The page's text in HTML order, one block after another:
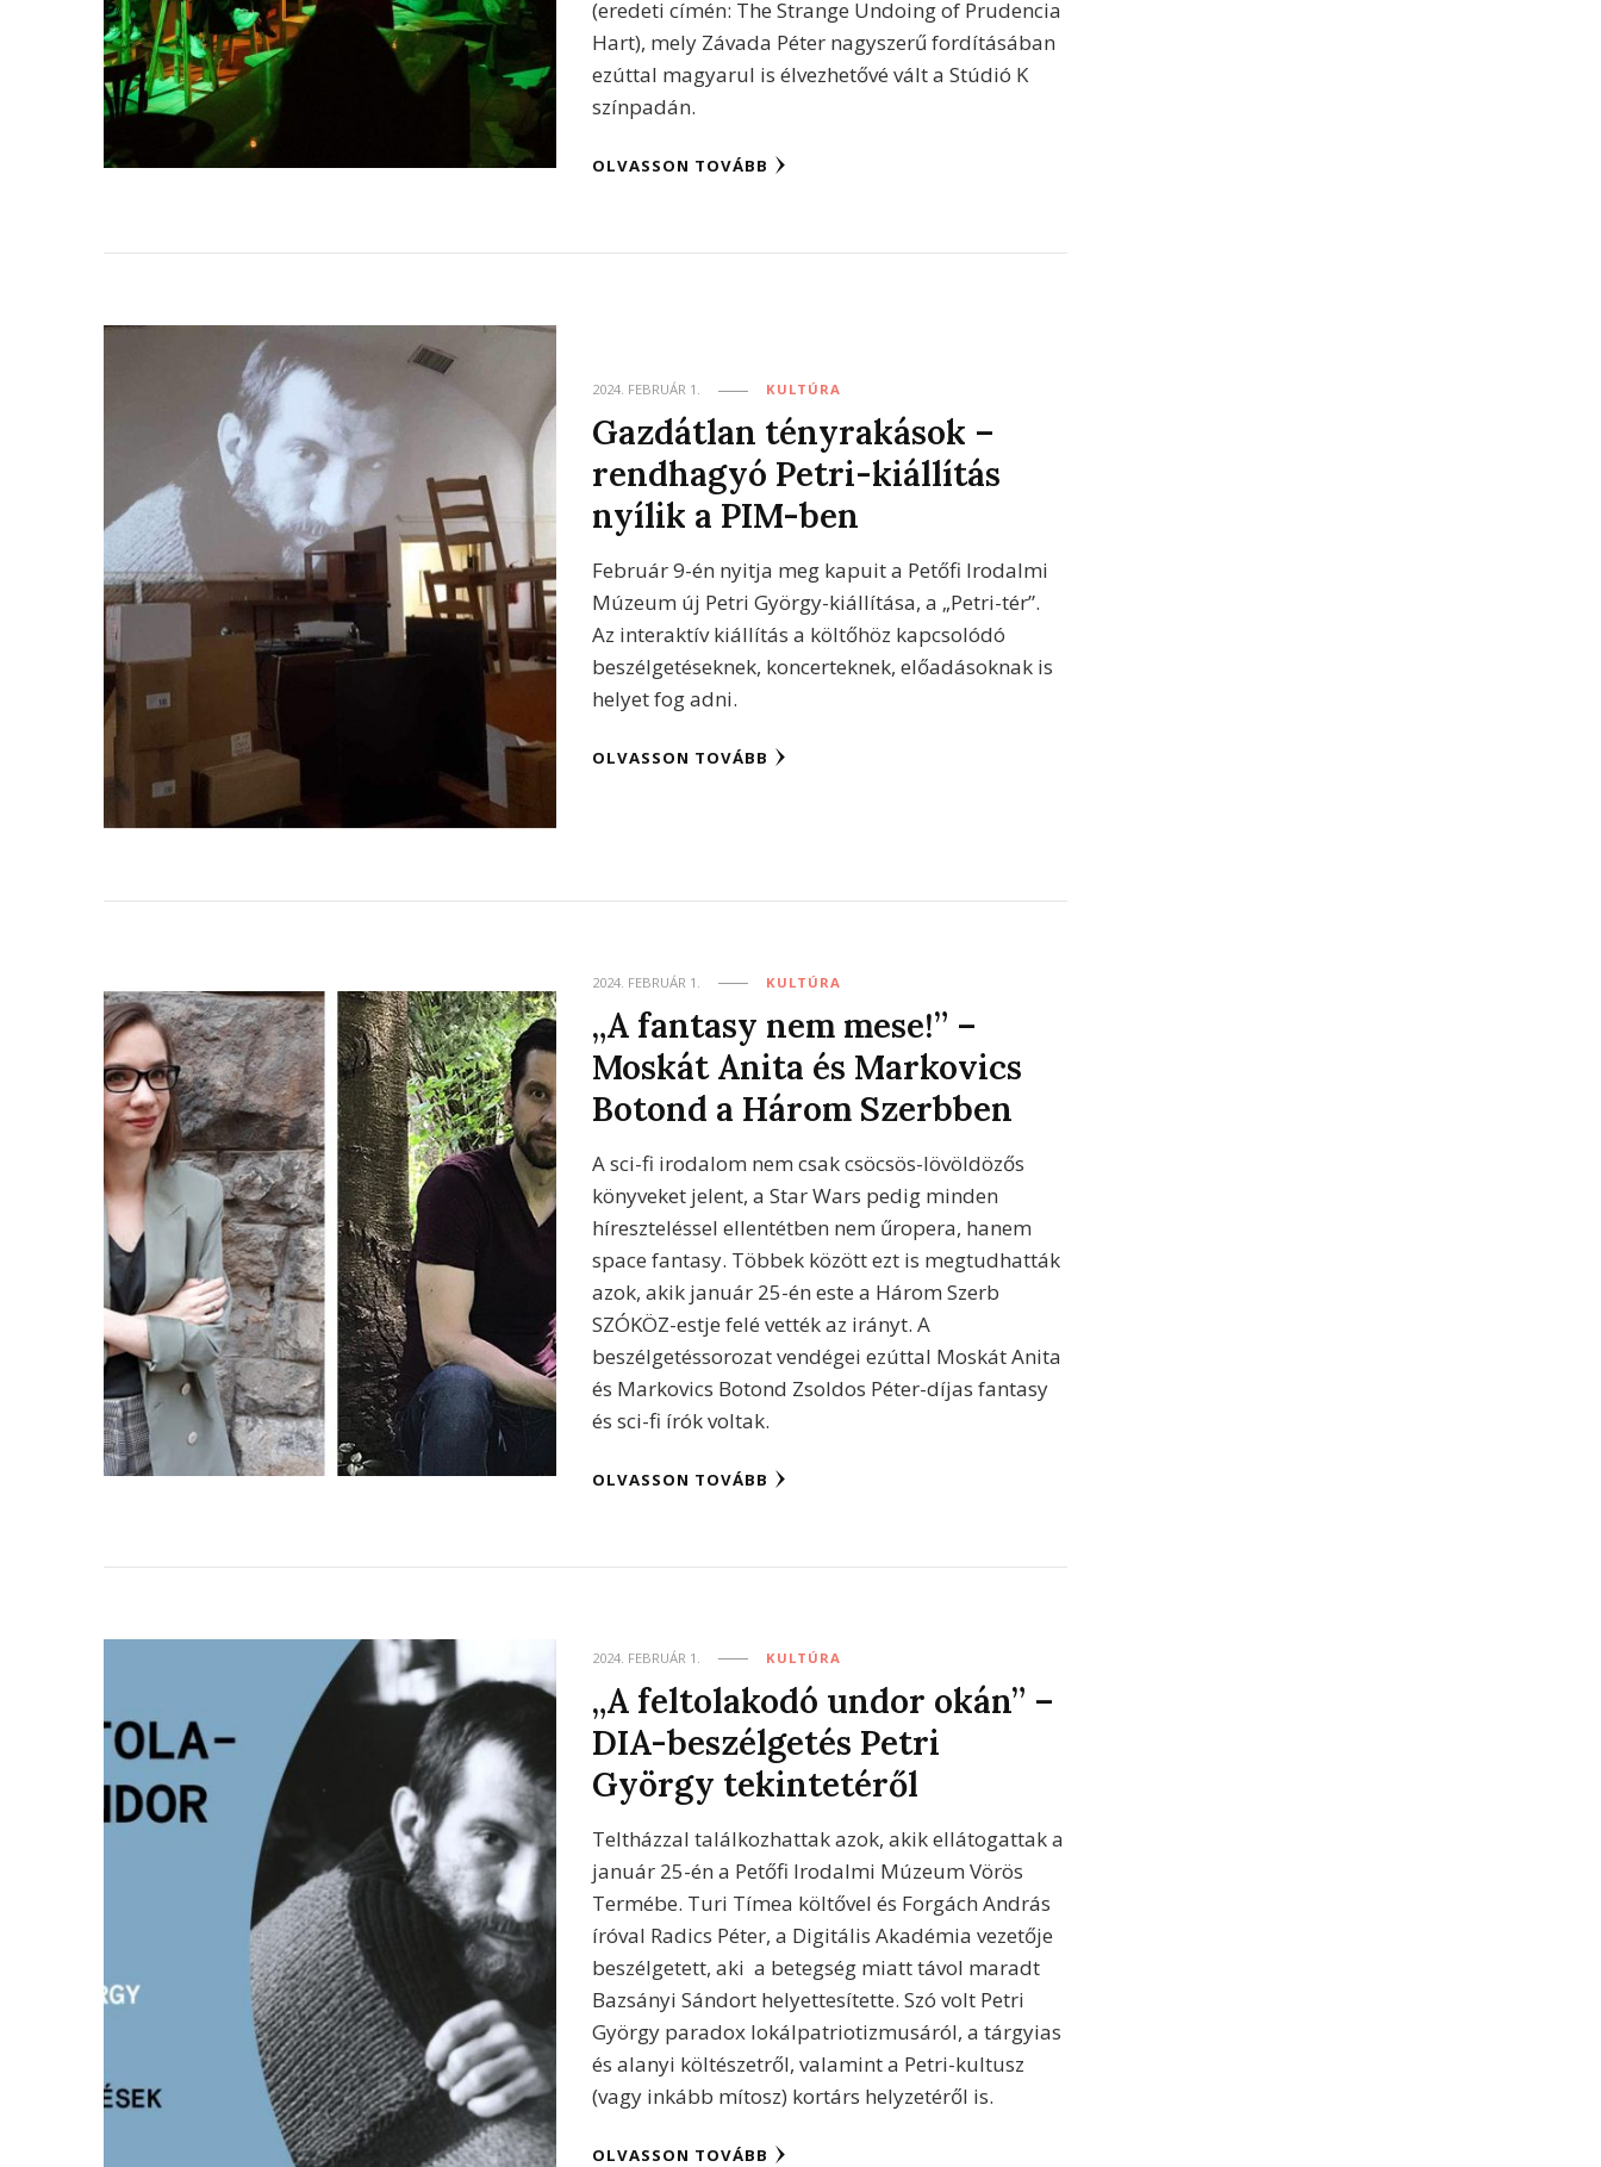
(eredeti címén: The Strange Undoing of Prudencia
Hart), mely Závada Péter nagyszerű fordításában
ezúttal magyarul is élvezhetővé vált a Stúdió K
színpadán.
OLVASSON TOVÁBB
2024. FEBRUÁR 1. KULTÚRA
Gazdátlan tényrakások –
rendhagyó Petri-kiállítás
nyílik a PIM-ben
Február 9-én nyitja meg kapuit a Petőfi Irodalmi
Múzeum új Petri György-kiállítása, a „Petri-tér”.
Az interaktív kiállítás a költőhöz kapcsolódó
beszélgetéseknek, koncerteknek, előadásoknak is
helyet fog adni.
OLVASSON TOVÁBB
2024. FEBRUÁR 1. KULTÚRA
„A fantasy nem mese!” –
Moskát Anita és Markovics
Botond a Három Szerbben
A sci-fi irodalom nem csak csöcsös-lövöldözős
könyveket jelent, a Star Wars pedig minden
híreszteléssel ellentétben nem űropera, hanem
space fantasy. Többek között ezt is megtudhatták
azok, akik január 25-én este a Három Szerb
SZÓKÖZ-estje felé vették az irányt. A
beszélgetéssorozat vendégei ezúttal Moskát Anita
és Markovics Botond Zsoldos Péter-díjas fantasy
és sci-fi írók voltak.
OLVASSON TOVÁBB
2024. FEBRUÁR 1. KULTÚRA
„A feltolakodó undor okán” –
DIA-beszélgetés Petri
György tekintetéről
Teltházzal találkozhattak azok, akik ellátogattak a
január 25-én a Petőfi Irodalmi Múzeum Vörös
Termébe. Turi Tímea költővel és Forgách András
íróval Radics Péter, a Digitális Akadémia vezetője
beszélgetett, aki a betegség miatt távol maradt
Bazsányi Sándort helyettesítette. Szó volt Petri
György paradox lokálpatriotizmusáról, a tárgyias
és alanyi költészetről, valamint a Petri-kultusz
(vagy inkább mítosz) kortárs helyzetéről is.
OLVASSON TOVÁBB